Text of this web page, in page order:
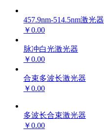
457.9nm-514.5nm激光器
￥0.00
脉冲白光激光器
￥0.00
合束多波长激光器
￥0.00
多波长合束激光器
￥0.00